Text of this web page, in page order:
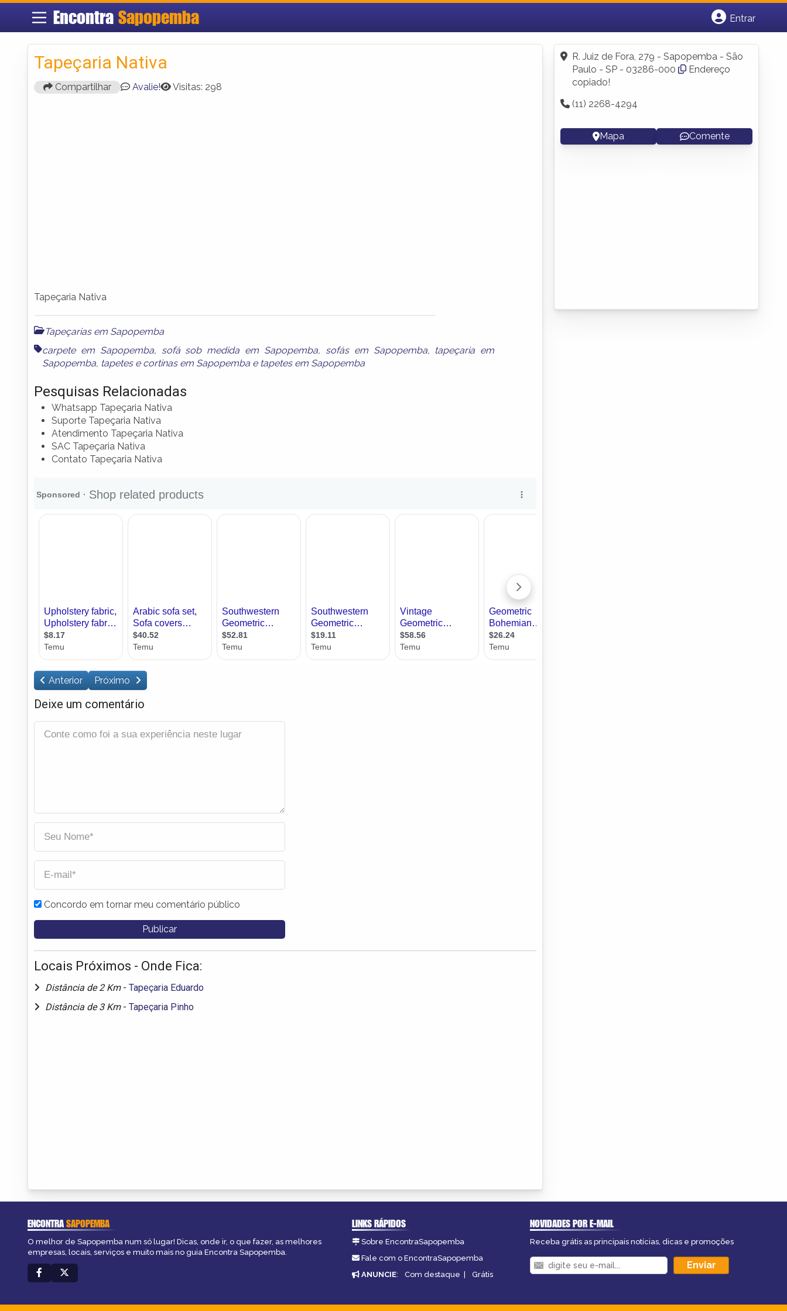
Encontra Sapopemba
Entrar
Fazer login
Criar conta
Tapeçaria Nativa
Compartilhar Avalie! Visitas: 298
Tapeçaria Nativa
Tapeçarias em Sapopemba
carpete em Sapopemba, sofá sob medida em Sapopemba, sofás em Sapopemba, tapeçaria em
Sapopemba, tapetes e cortinas em Sapopemba e tapetes em Sapopemba
Pesquisas Relacionadas
Whatsapp Tapeçaria Nativa
Suporte Tapeçaria Nativa
Atendimento Tapeçaria Nativa
SAC Tapeçaria Nativa
Contato Tapeçaria Nativa
Anterior Próximo
Deixe um comentário
Concordo em tornar meu comentário público
Locais Próximos - Onde Fica:
Distância de 2 Km - Tapeçaria Eduardo
Distância de 3 Km - Tapeçaria Pinho
R. Juiz de Fora, 279 - Sapopemba - São
Paulo - SP - 03286-000
Endereço
copiado!
(11) 2268-4294
Mapa Comente
ENCONTRASAPOPEMBA
O melhor de Sapopemba num só lugar! Dicas, onde ir, o que fazer, as melhores
empresas, locais, serviços e muito mais no guia Encontra Sapopemba.
LINKS RÁPIDOS
Sobre EncontraSapopemba
Fale com o EncontraSapopemba
ANUNCIE: Com destaque | Grátis
NOVIDADES POR E-MAIL
Receba grátis as principais notícias, dicas e promoções